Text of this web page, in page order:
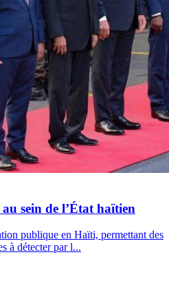
sein de l’État haïtien
publique en Haïti, permettant des
à détecter par l...